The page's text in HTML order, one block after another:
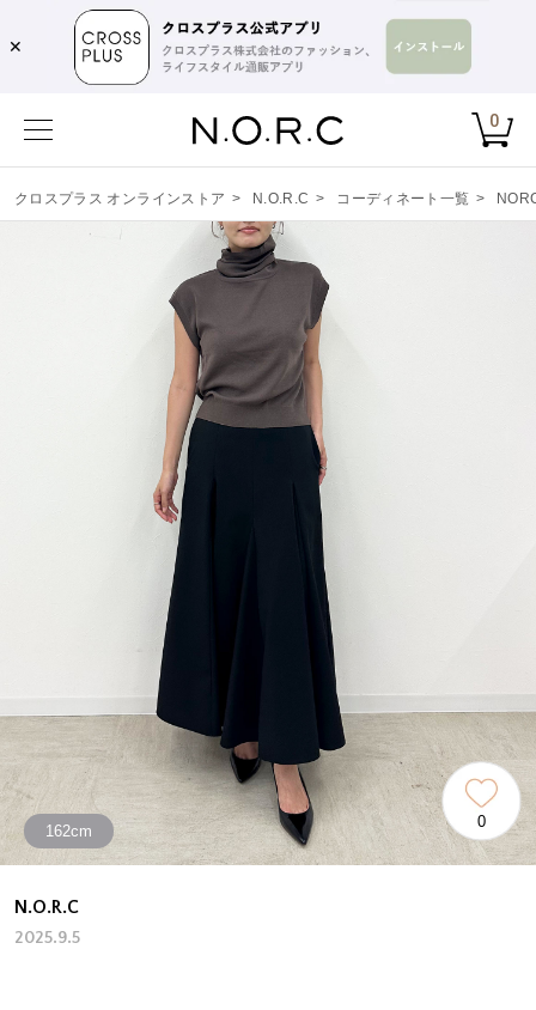
✕
0
クロスプラス オンラインストア > N.O.R.C > コーディネート一覧 >
162cm
0
N.O.R.C
2025.9.5